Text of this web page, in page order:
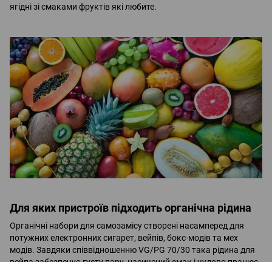
ягідні зі смаками фруктів які любите.
Для яких пристроїв підходить органічна рідина
Органічні набори для самозамісу створені насамперед для
потужних електронних сигарет, вейпів, бокс-модів та мех
модів. Завдяки співвідношенню VG/PG 70/30 така рідина для